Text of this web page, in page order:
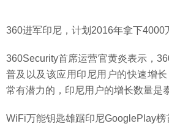
360进军印尼，计划2016年拿下4000
360Security首席运营官黄炎表示，
普及以及该应用印尼用户的快速增
常有潜力的，印尼用户的增长数量是
WiFi万能钥匙雄踞印尼GooglePlay榜